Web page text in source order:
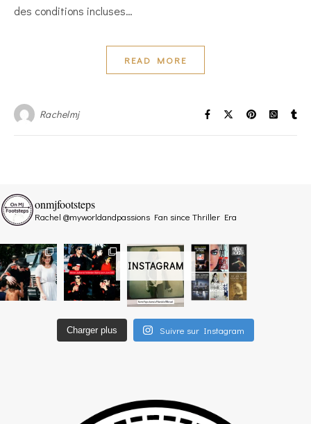
des conditions incluses…
READ MORE
Rachelmj
INSTAGRAM
onmjfootsteps
Rachel @myworldandpassions Fan since Thriller Era
Charger plus Suivre sur Instagram